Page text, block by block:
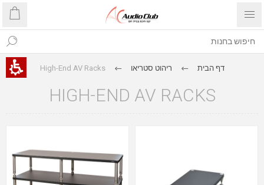
דף הבית ריהוט סטריאו High-End AV Racks
HIGH-END AV RACKS